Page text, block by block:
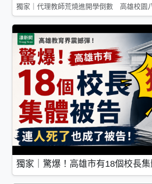
獨家｜代理教師荒燒進開學倒數 高雄校園
獨家｜驚爆！高雄市有18個校長